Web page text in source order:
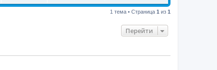
1 тема • Страница 1 из 1
Перейти